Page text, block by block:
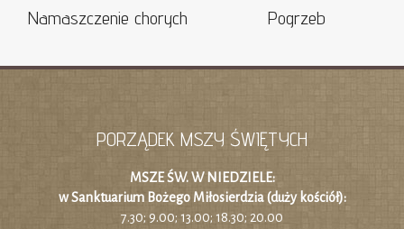
Namaszczenie chorych Pogrzeb
PORZĄDEK MSZY ŚWIĘTYCH
MSZE ŚW. W NIEDZIELE:
w Sanktuarium Bożego Miłosierdzia (duży kościół):
7.30; 9.00; 13.00; 18.30; 20.00